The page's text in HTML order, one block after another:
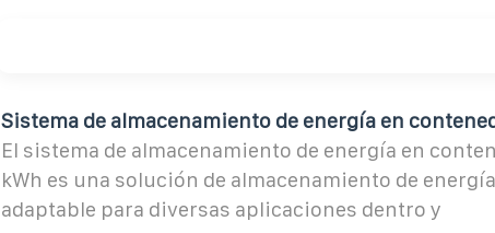
Sistema de almacenamiento de energía en
El sistema de almacenamiento de energía en
kWh es una solución de almacenamiento de
adaptable para diversas aplicaciones dentro y